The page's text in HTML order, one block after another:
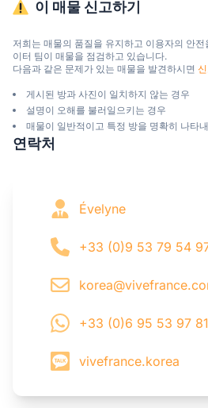
이 매물 신고하기
저희는 매물의 품질을 유지하고 이용자의 안
이터 팀이 매물을 점검하고 있습니다.
다음과 같은 문제가 있는 매물을 발견하시면
게시된 방과 사진이 일치하지 않는 경우
설명이 오해를 불러일으키는 경우
매물이 일반적이고 특정 방을 명확히 나타
연락처
Évelyne
+33 (0)9 53 79 54
+33 (0)6 95 53 97 81
vivefrance.korea